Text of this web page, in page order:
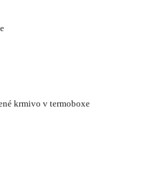
krmivo v termoboxe